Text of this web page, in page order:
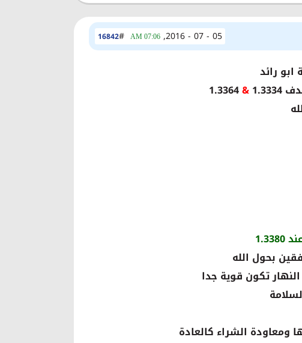
16842# 05 - 07 - 2016,
07:06 AM
رائد
1.3334
&
1.3364
بحول الله
النهار تكون قوية جدا
ومعاودة الشراء كالعادة